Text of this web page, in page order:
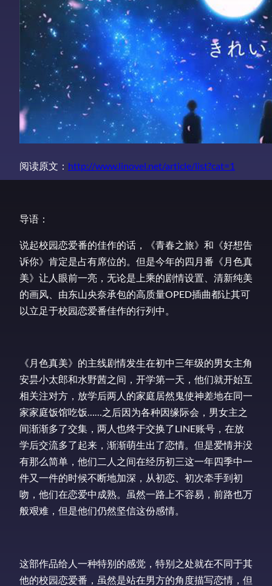
阅读原文： http://www.linovel.net/article/list?cat=1
导语：
说起校园恋爱番的佳作的话，《青春之旅》和《好想告
诉你》肯定是占有席位的。但是今年的四月番《月色真
美》让人眼前一亮，无论是上乘的剧情设置、清新纯美
的画风、由东山央奈承包的高质量OPED插曲都让其可
以立足于校园恋爱番佳作的行列中。
《月色真美》的主线剧情发生在初中三年级的男女主角
安昙小太郎和水野茜之间，开学第一天，他们就开始互
相关注对方，放学后两人的家庭居然鬼使神差地在同一
家家庭饭馆吃饭……之后因为各种因缘际会，男女主之
间渐渐多了交集，两人也终于交换了LINE账号，在放
学后交流多了起来，渐渐萌生出了恋情。但是爱情并没
有那么简单，他们二人之间在经历初三这一年四季中一
件又一件的时候不断地加深，从初恋、初次牵手到初
吻，他们在恋爱中成熟。虽然一路上不容易，前路也万
般艰难，但是他们仍然坚信这份感情。
这部作品给人一种特别的感觉，特别之处就在不同于其
他的校园恋爱番，虽然是站在男方的角度描写恋情，但